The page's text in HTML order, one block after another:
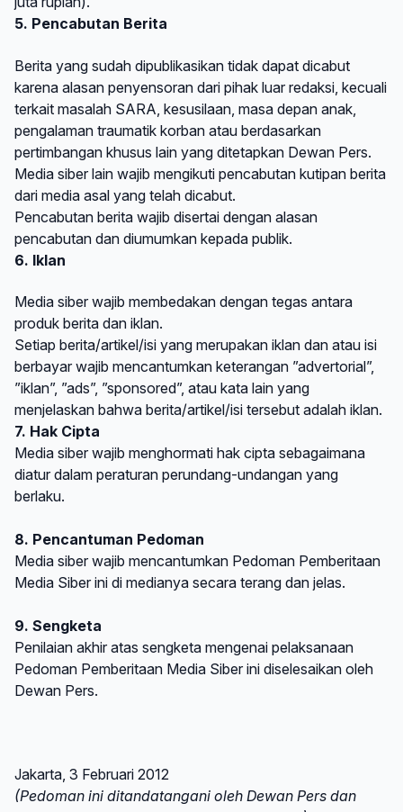
5. Pencabutan Berita
Berita yang sudah dipublikasikan tidak dapat dicabut
karena alasan penyensoran dari pihak luar redaksi, kecuali
terkait masalah SARA, kesusilaan, masa depan anak,
pengalaman traumatik korban atau berdasarkan
pertimbangan khusus lain yang ditetapkan Dewan Pers.
Media siber lain wajib mengikuti pencabutan kutipan berita
dari media asal yang telah dicabut.
Pencabutan berita wajib disertai dengan alasan
pencabutan dan diumumkan kepada publik.
6. Iklan
Media siber wajib membedakan dengan tegas antara
produk berita dan iklan.
Setiap berita/artikel/isi yang merupakan iklan dan atau isi
berbayar wajib mencantumkan keterangan ”advertorial”,
”iklan”, ”ads”, ”sponsored”, atau kata lain yang
menjelaskan bahwa berita/artikel/isi tersebut adalah iklan.
7. Hak Cipta
Media siber wajib menghormati hak cipta sebagaimana
diatur dalam peraturan perundang-undangan yang
berlaku.
8. Pencantuman Pedoman
Media siber wajib mencantumkan Pedoman Pemberitaan
Media Siber ini di medianya secara terang dan jelas.
9. Sengketa
Penilaian akhir atas sengketa mengenai pelaksanaan
Pedoman Pemberitaan Media Siber ini diselesaikan oleh
Dewan Pers.
Jakarta, 3 Februari 2012
(Pedoman ini ditandatangani oleh Dewan Pers dan